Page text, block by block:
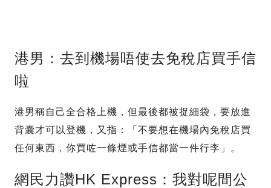
港男：去到機場唔使去免稅店買手信
啦
港男稱自己全合格上機，但最後都被捉細袋，要放進
背囊才可以登機，又指：「不要想在機場內免稅店買
任何東西，你買咗一條煙或手信都當一件行李」。
網民力讚HK Express：我對呢間公